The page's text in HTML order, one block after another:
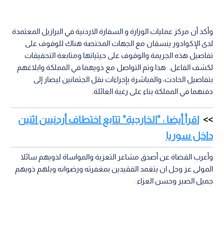
وأكد أن مركز عمليات الوزارة و السفارة الاردنية في البرازيل المعتمدة
لدى الإكوادور ينسقان مع الجهات المختصة هناك للوقوف على
تفاصيل هذه الجريمة والوقوف على حيثياتها ومتابعة التحقيقات
لكشف الفاعل. هذا وتم التواصل مع ذويهما في المملكة وابلاغهم
بتفاصيل الحادث، والمباشرة بإجراءات نقل الجثمانين ليصار إلى
دفنهما في المملكة بناء على رغبة العائلة.
اقرأ أيضا : "الخارجية" تتابع اختطاف أردنيين اثنين
داخل سوريا
وأعرب القضاة عن أصدق مشاعر التعزية والمواساة لذويهم سائلا
المولى عز وجل ان يتغمد الفقيدين بمغفرته ورضوانه ويلهم ذويهم
جميل الصبر وحسن العزاء.